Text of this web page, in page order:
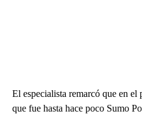
El especialista remarcó que en el
que fue hasta hace poco Sumo